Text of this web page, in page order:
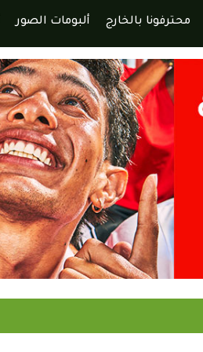
محترفونا بالخارج ألبومات الصور